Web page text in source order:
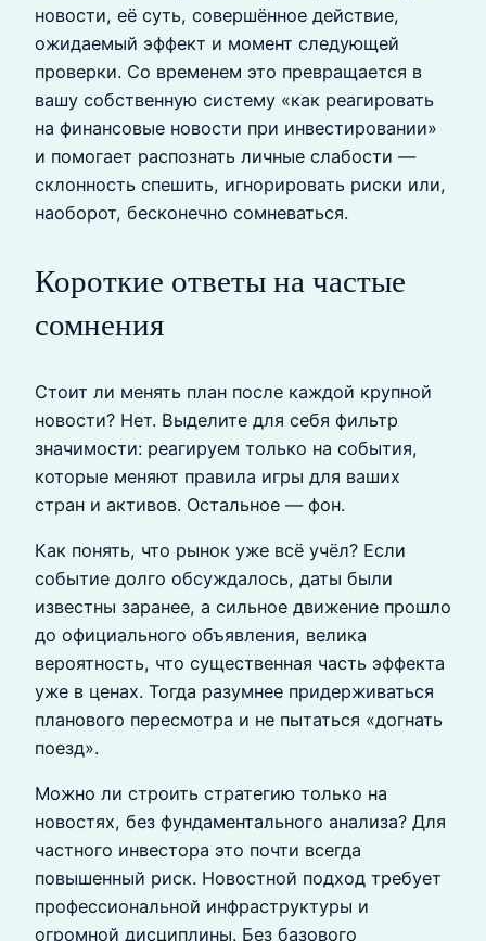
новости, её суть, совершённое действие,
ожидаемый эффект и момент следующей
проверки. Со временем это превращается в
вашу собственную систему «как реагировать
на финансовые новости при инвестировании»
и помогает распознать личные слабости —
склонность спешить, игнорировать риски или,
наоборот, бесконечно сомневаться.
Короткие ответы на частые
сомнения
Стоит ли менять план после каждой крупной
новости? Нет. Выделите для себя фильтр
значимости: реагируем только на события,
которые меняют правила игры для ваших
стран и активов. Остальное — фон.
Как понять, что рынок уже всё учёл? Если
событие долго обсуждалось, даты были
известны заранее, а сильное движение прошло
до официального объявления, велика
вероятность, что существенная часть эффекта
уже в ценах. Тогда разумнее придерживаться
планового пересмотра и не пытаться «догнать
поезд».
Можно ли строить стратегию только на
новостях, без фундаментального анализа? Для
частного инвестора это почти всегда
повышенный риск. Новостной подход требует
профессиональной инфраструктуры и
огромной дисциплины. Без базового